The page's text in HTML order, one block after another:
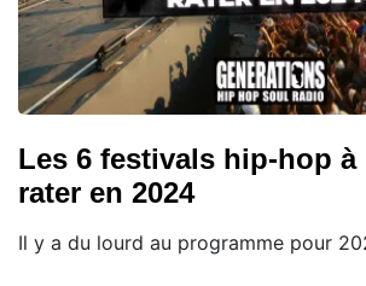
Les 6 festivals hip-hop à
rater en 2024
Il y a du lourd au programme pour